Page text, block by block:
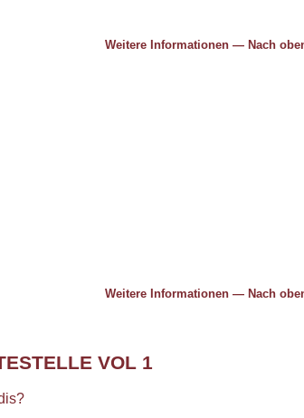
Weitere Informationen — Nach
Weitere Informationen — Nach
VOL 1